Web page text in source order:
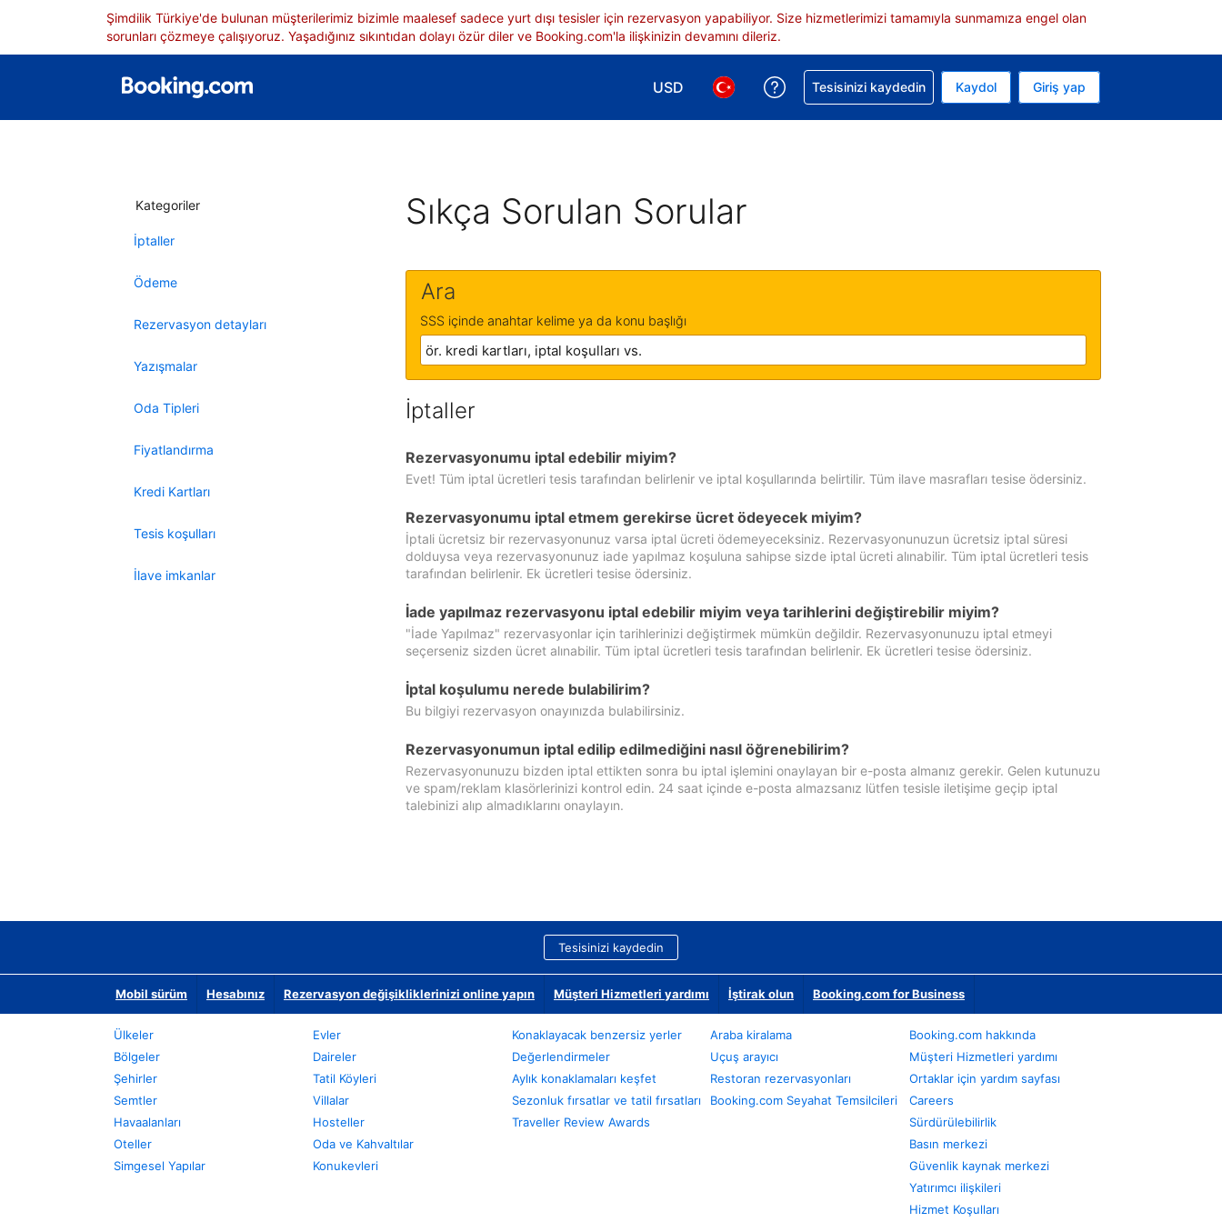
Şimdilik Türkiye'de bulunan müşterilerimiz bizimle maalesef sadece yurt dışı tesisler için rezervasyon yapabiliyor. Size hizmetlerimizi tamamıyla sunmamıza engel olan
sorunları çözmeye çalışıyoruz. Yaşadığınız sıkıntıdan dolayı özür diler ve Booking.com'la ilişkinizin devamını dileriz.
USD
Para birimi seçimi yap. Mevcut para biriminiz ABD doları
Dil seçimi yap. Mevcut diliniz Türkçe
Rezervasyonunuzla ilgili yardım alın
Tesisinizi kaydedin Kaydol Giriş yap
Kategoriler
İptaller
Ödeme
Rezervasyon detayları
Yazışmalar
Oda Tipleri
Fiyatlandırma
Kredi Kartları
Tesis koşulları
İlave imkanlar
Sıkça Sorulan Sorular
Ara
SSS içinde anahtar kelime ya da konu başlığı
İptaller
Rezervasyonumu iptal edebilir miyim?
Evet! Tüm iptal ücretleri tesis tarafından belirlenir ve iptal koşullarında belirtilir. Tüm ilave masrafları tesise ödersiniz.
Rezervasyonumu iptal etmem gerekirse ücret ödeyecek miyim?
İptali ücretsiz bir rezervasyonunuz varsa iptal ücreti ödemeyeceksiniz. Rezervasyonunuzun ücretsiz iptal süresi
dolduysa veya rezervasyonunuz iade yapılmaz koşuluna sahipse sizde iptal ücreti alınabilir. Tüm iptal ücretleri tesis
tarafından belirlenir. Ek ücretleri tesise ödersiniz.
İade yapılmaz rezervasyonu iptal edebilir miyim veya tarihlerini değiştirebilir miyim?
"İade Yapılmaz" rezervasyonlar için tarihlerinizi değiştirmek mümkün değildir. Rezervasyonunuzu iptal etmeyi
seçerseniz sizden ücret alınabilir. Tüm iptal ücretleri tesis tarafından belirlenir. Ek ücretleri tesise ödersiniz.
İptal koşulumu nerede bulabilirim?
Bu bilgiyi rezervasyon onayınızda bulabilirsiniz.
Rezervasyonumun iptal edilip edilmediğini nasıl öğrenebilirim?
Rezervasyonunuzu bizden iptal ettikten sonra bu iptal işlemini onaylayan bir e-posta almanız gerekir. Gelen kutunuzu
ve spam/reklam klasörlerinizi kontrol edin. 24 saat içinde e-posta almazsanız lütfen tesisle iletişime geçip iptal
talebinizi alıp almadıklarını onaylayın.
Tesisinizi kaydedin
Mobil sürüm Hesabınız Rezervasyon değişikliklerinizi online yapın Müşteri Hizmetleri yardımı İştirak olun Booking.com for Business
Ülkeler
Bölgeler
Şehirler
Semtler
Havaalanları
Oteller
Simgesel Yapılar
Evler
Daireler
Tatil Köyleri
Villalar
Hosteller
Oda ve Kahvaltılar
Konukevleri
Konaklayacak benzersiz yerler
Değerlendirmeler
Aylık konaklamaları keşfet
Sezonluk fırsatlar ve tatil fırsatları
Traveller Review Awards
Araba kiralama
Uçuş arayıcı
Restoran rezervasyonları
Booking.com Seyahat Temsilcileri
Booking.com hakkında
Müşteri Hizmetleri yardımı
Ortaklar için yardım sayfası
Careers
Sürdürülebilirlik
Basın merkezi
Güvenlik kaynak merkezi
Yatırımcı ilişkileri
Hizmet Koşulları